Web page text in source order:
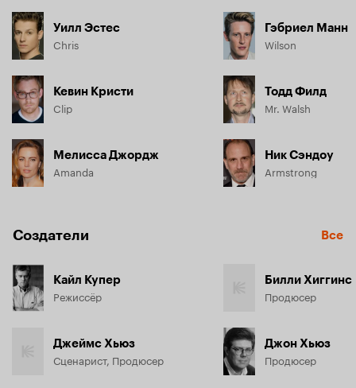
«революции».
Уилл Эстес
Chris
Кевин Кристи
Clip
Мелисса Джордж
Amanda
Гэбриел Манн
Wilson
Тодд Филд
Mr. Walsh
Ник Сэндоу
Armstrong
Создатели Все
Кайл Купер
Режиссёр
Джеймс Хьюз
Сценарист, Продюсер
Билли Хиггинс
Продюсер
Джон Хьюз
Продюсер